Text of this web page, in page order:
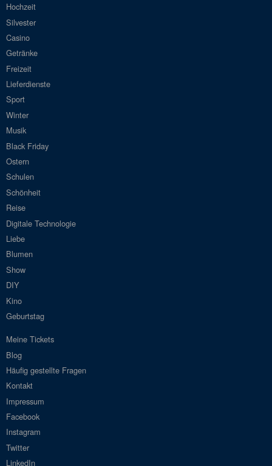
Hochzeit
Silvester
Casino
Getränke
Freizeit
Lieferdienste
Sport
Winter
Musik
Black Friday
Ostern
Schulen
Schönheit
Reise
Digitale Technologie
Liebe
Blumen
Show
DIY
Kino
Geburtstag
Meine Tickets
Blog
Häufig gestellte Fragen
Kontakt
Impressum
Facebook
Instagram
Twitter
LinkedIn